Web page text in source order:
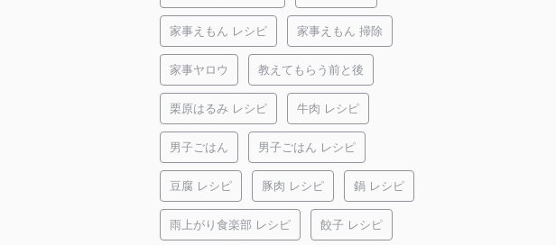
家事えもん レシピ 家事えもん 掃除
家事ヤロウ 教えてもらう前と後
栗原はるみ レシピ 牛肉 レシピ
男子ごはん 男子ごはん レシピ
豆腐 レシピ 豚肉 レシピ 鍋 レシピ
雨上がり食楽部 レシピ 餃子 レシピ